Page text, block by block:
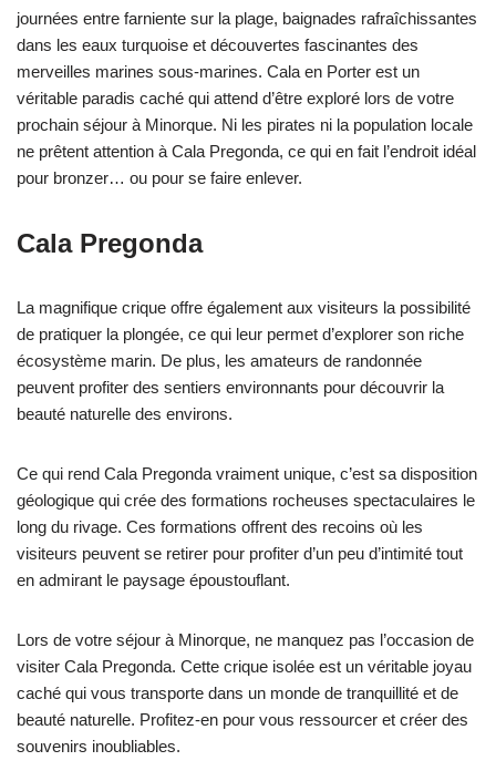
journées entre farniente sur la plage, baignades rafraîchissantes
dans les eaux turquoise et découvertes fascinantes des
merveilles marines sous-marines. Cala en Porter est un
véritable paradis caché qui attend d’être exploré lors de votre
prochain séjour à Minorque. Ni les pirates ni la population locale
ne prêtent attention à Cala Pregonda, ce qui en fait l’endroit idéal
pour bronzer… ou pour se faire enlever.
Cala Pregonda
La magnifique crique offre également aux visiteurs la possibilité
de pratiquer la plongée, ce qui leur permet d’explorer son riche
écosystème marin. De plus, les amateurs de randonnée
peuvent profiter des sentiers environnants pour découvrir la
beauté naturelle des environs.
Ce qui rend Cala Pregonda vraiment unique, c’est sa disposition
géologique qui crée des formations rocheuses spectaculaires le
long du rivage. Ces formations offrent des recoins où les
visiteurs peuvent se retirer pour profiter d’un peu d’intimité tout
en admirant le paysage époustouflant.
Lors de votre séjour à Minorque, ne manquez pas l’occasion de
visiter Cala Pregonda. Cette crique isolée est un véritable joyau
caché qui vous transporte dans un monde de tranquillité et de
beauté naturelle. Profitez-en pour vous ressourcer et créer des
souvenirs inoubliables.